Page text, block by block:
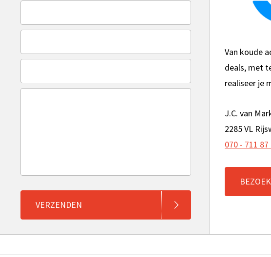
VERZENDEN
Van koude
deals, met
realiseer je
J.C. van
2285 VL
070 - 711 87